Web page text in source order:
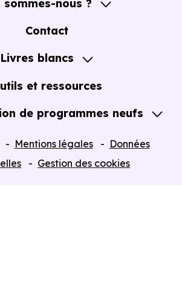
sommes-nous ?
A propos
Contact
Livres blancs
immobilier neuf en VEFA
et ressources
de programmes neufs
Mentions légales
Données
Gestion des cookies